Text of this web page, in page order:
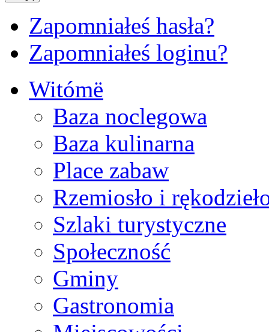
Zapomniałeś hasła?
Zapomniałeś loginu?
Witómë
Baza noclegowa
Baza kulinarna
Place zabaw
Rzemiosło i
Szlaki turystyczne
Społeczność
Gminy
Gastronomia